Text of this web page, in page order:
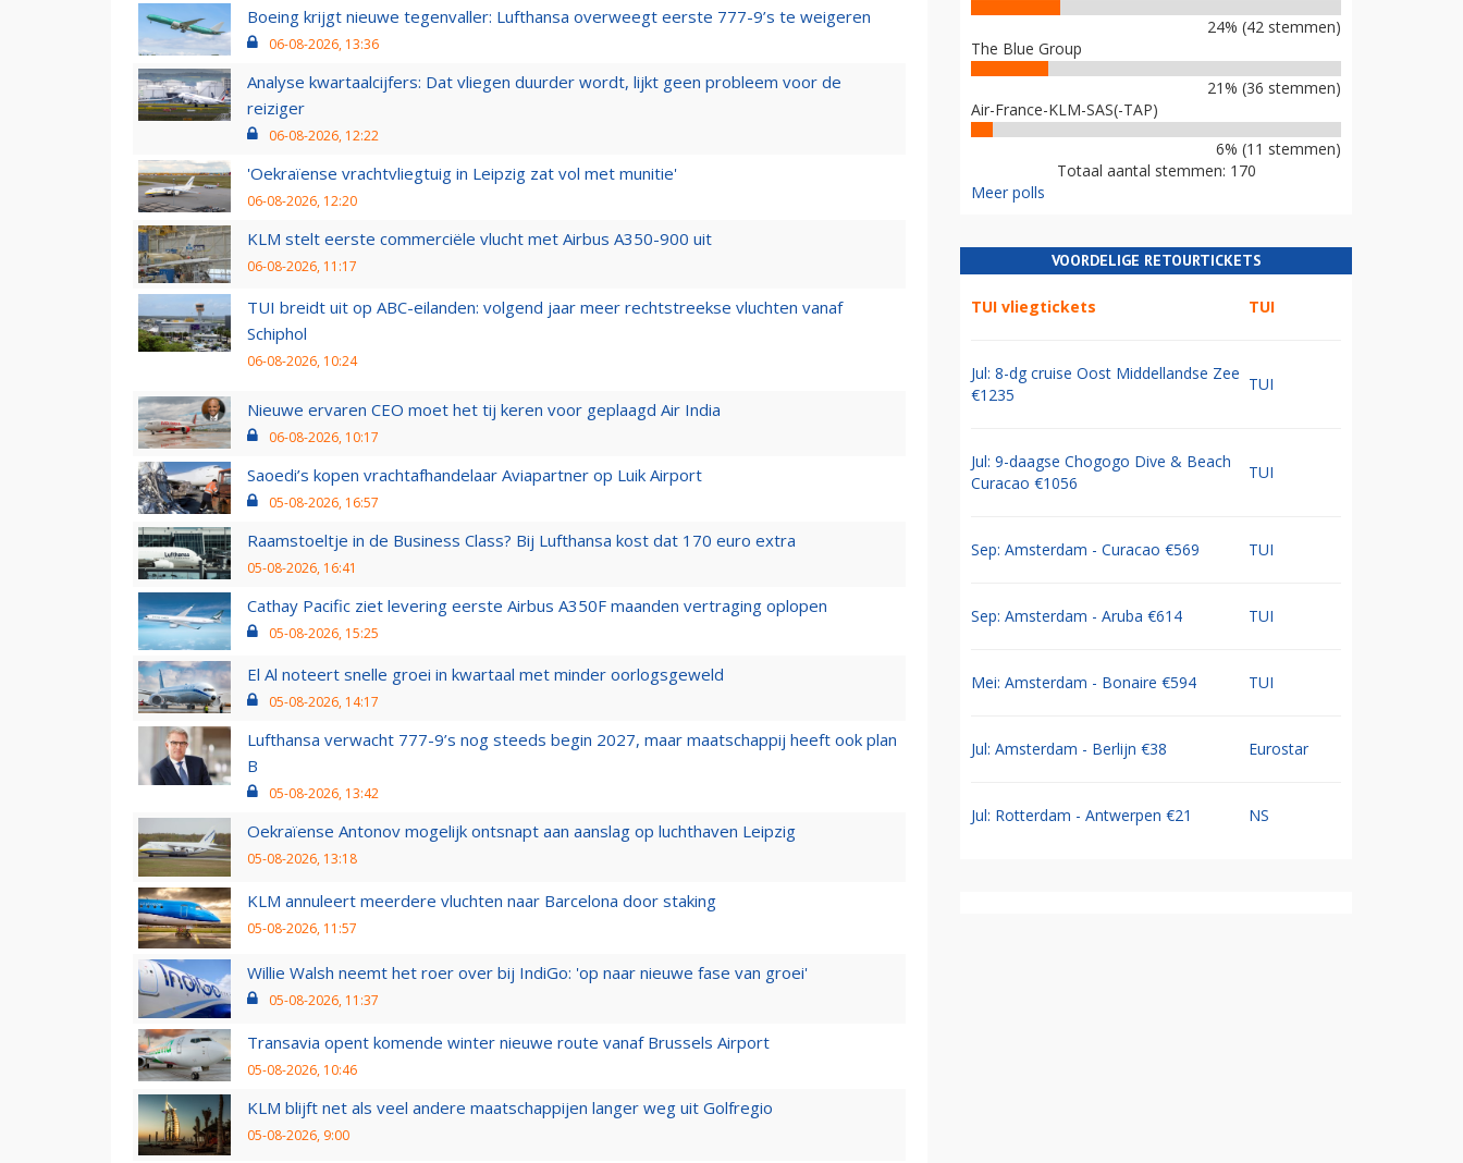
Boeing krijgt nieuwe tegenvaller: Lufthansa overweegt eerste 777-9’s te weigeren
06-08-2026, 13:36
Analyse kwartaalcijfers: Dat vliegen duurder wordt, lijkt geen probleem voor de
reiziger
06-08-2026, 12:22
'Oekraïense vrachtvliegtuig in Leipzig zat vol met munitie'
06-08-2026, 12:20
KLM stelt eerste commerciële vlucht met Airbus A350-900 uit
06-08-2026, 11:17
TUI breidt uit op ABC-eilanden: volgend jaar meer rechtstreekse vluchten vanaf
Schiphol
06-08-2026, 10:24
Nieuwe ervaren CEO moet het tij keren voor geplaagd Air India
06-08-2026, 10:17
Saoedi’s kopen vrachtafhandelaar Aviapartner op Luik Airport
05-08-2026, 16:57
Raamstoeltje in de Business Class? Bij Lufthansa kost dat 170 euro extra
05-08-2026, 16:41
Cathay Pacific ziet levering eerste Airbus A350F maanden vertraging oplopen
05-08-2026, 15:25
El Al noteert snelle groei in kwartaal met minder oorlogsgeweld
05-08-2026, 14:17
Lufthansa verwacht 777-9’s nog steeds begin 2027, maar maatschappij heeft ook plan
B
05-08-2026, 13:42
Oekraïense Antonov mogelijk ontsnapt aan aanslag op luchthaven Leipzig
05-08-2026, 13:18
KLM annuleert meerdere vluchten naar Barcelona door staking
05-08-2026, 11:57
Willie Walsh neemt het roer over bij IndiGo: 'op naar nieuwe fase van groei'
05-08-2026, 11:37
Transavia opent komende winter nieuwe route vanaf Brussels Airport
05-08-2026, 10:46
KLM blijft net als veel andere maatschappijen langer weg uit Golfregio
05-08-2026, 9:00
24% (42 stemmen)
The Blue Group
21% (36 stemmen)
Air-France-KLM-SAS(-TAP)
6% (11 stemmen)
Totaal aantal stemmen: 170
Meer polls
VOORDELIGE RETOURTICKETS
TUI vliegtickets TUI
Jul: 8-dg cruise Oost Middellandse Zee
€1235
TUI
Jul: 9-daagse Chogogo Dive & Beach
Curacao €1056
TUI
Sep: Amsterdam - Curacao €569 TUI
Sep: Amsterdam - Aruba €614 TUI
Mei: Amsterdam - Bonaire €594 TUI
Jul: Amsterdam - Berlijn €38 Eurostar
Jul: Rotterdam - Antwerpen €21 NS